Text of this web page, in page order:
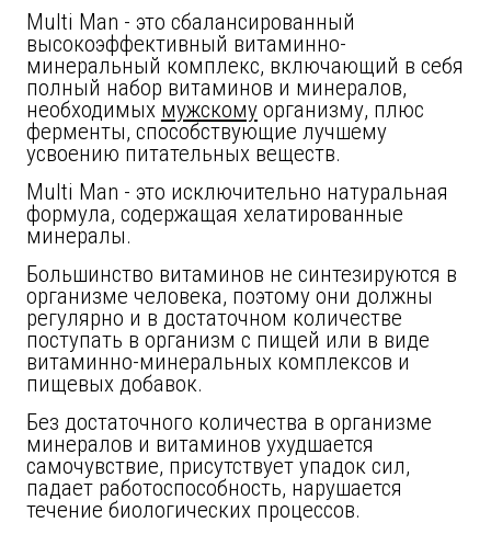
Multi Man - это сбалансированный
высокоэффективный витаминно-
минеральный комплекс, включающий в себя
полный набор витаминов и минералов,
необходимых мужскомуорганизму, плюс
ферменты, способствующие лучшему
усвоению питательных веществ.
Multi Man - это исключительно натуральная
формула, содержащая хелатированные
минералы.
Большинство витаминов не синтезируются в
организме человека, поэтому они должны
регулярно и в достаточном количестве
поступать в организм с пищей или в виде
витаминно-минеральных комплексов и
пищевых добавок.
Без достаточного количества в организме
минералов и витаминов ухудшается
самочувствие, присутствует упадок сил,
падает работоспособность, нарушается
течение биологических процессов.